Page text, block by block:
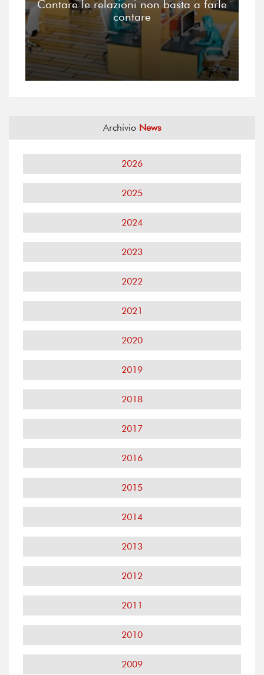
Contare le relazioni non basta a farle
contare
Archivio News
2026
2025
2024
2023
2022
2021
2020
2019
2018
2017
2016
2015
2014
2013
2012
2011
2010
2009